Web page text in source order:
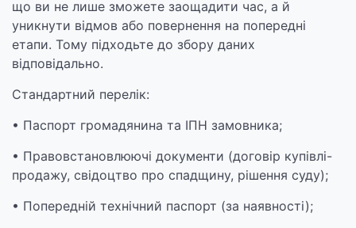
що ви не лише зможете заощадити час, а й
уникнути відмов або повернення на попередні
етапи. Тому підходьте до збору даних
відповідально.
Стандартний перелік:
• Паспорт громадянина та ІПН замовника;
• Правовстановлюючі документи (договір купівлі-
продажу, свідоцтво про спадщину, рішення суду);
• Попередній технічний паспорт (за наявності);